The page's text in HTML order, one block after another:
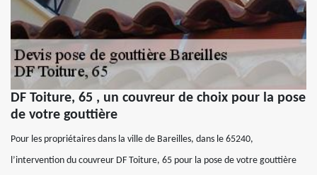
DF Toiture, 65 , un couvreur de choix pour la pose
de votre gouttière
Pour les propriétaires dans la ville de Bareilles, dans le 65240,
l’intervention du couvreur DF Toiture, 65 pour la pose de votre gouttière